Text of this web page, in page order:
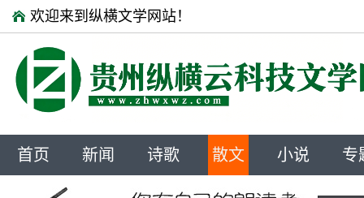
欢迎来到纵横文学网站！
首页 新闻 诗歌 散文 小说 专